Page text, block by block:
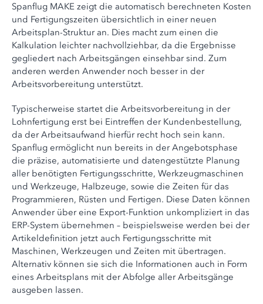
Spanflug MAKE zeigt die automatisch berechneten Kosten
und Fertigungszeiten übersichtlich in einer neuen
Arbeitsplan-Struktur an. Dies macht zum einen die
Kalkulation leichter nachvollziehbar, da die Ergebnisse
gegliedert nach Arbeitsgängen einsehbar sind. Zum
anderen werden Anwender noch besser in der
Arbeitsvorbereitung unterstützt.
Typischerweise startet die Arbeitsvorbereitung in der
Lohnfertigung erst bei Eintreffen der Kundenbestellung,
da der Arbeitsaufwand hierfür recht hoch sein kann.
Spanflug ermöglicht nun bereits in der Angebotsphase
die präzise, automatisierte und datengestützte Planung
aller benötigten Fertigungsschritte, Werkzeugmaschinen
und Werkzeuge, Halbzeuge, sowie die Zeiten für das
Programmieren, Rüsten und Fertigen. Diese Daten können
Anwender über eine Export-Funktion unkompliziert in das
ERP-System übernehmen – beispielsweise werden bei der
Artikeldefinition jetzt auch Fertigungsschritte mit
Maschinen, Werkzeugen und Zeiten mit übertragen.
Alternativ können sie sich die Informationen auch in Form
eines Arbeitsplans mit der Abfolge aller Arbeitsgänge
ausgeben lassen.